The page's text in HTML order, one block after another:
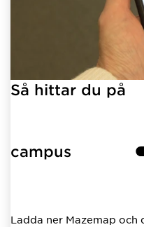
Så hittar du på
campus
Ladda ner Mazemap